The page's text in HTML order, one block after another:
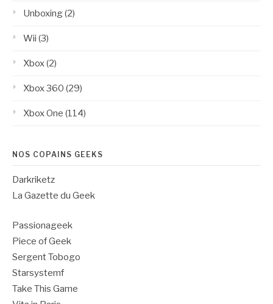
Unboxing(2)
Wii (3)
Xbox(2)
Xbox 360 (29)
Xbox One (114)
NOS COPAINS GEEKS
Darkriketz
La Gazette du Geek
Passionageek
Piece of Geek
Sergent Tobogo
Starsystemf
Take This Game